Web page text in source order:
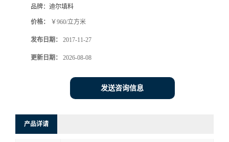
品牌： 迪尔填料
价格： ￥960/立方米
发布日期： 2017-11-27
更新日期： 2026-08-08
发送咨询信息
产品详请